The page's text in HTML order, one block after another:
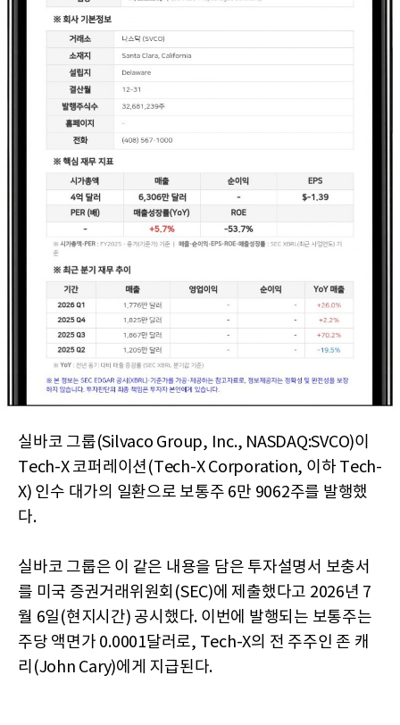
실바코 그룹(Silvaco Group, Inc., NASDAQ:SVCO)이
Tech-X 코퍼레이션(Tech-X Corporation, 이하 Tech-
X) 인수 대가의 일환으로 보통주 6만 9062주를 발행했
다.
실바코 그룹은 이 같은 내용을 담은 투자설명서 보충서
를 미국 증권거래위원회(SEC)에 제출했다고 2026년 7
월 6일(현지시간) 공시했다. 이번에 발행되는 보통주는
주당 액면가 0.0001달러로, Tech-X의 전 주주인 존 캐
리(John Cary)에게 지급된다.